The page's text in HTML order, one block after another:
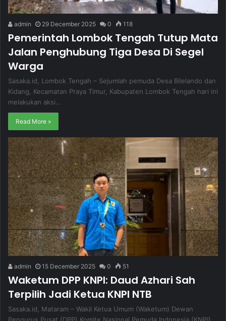
admin 29 December 2025 0 118
Pemerintah Lombok Tengah Tutup Mata
Jalan Penghubung Tiga Desa Di Segel
Warga
Sasaka.id, Lombok Tengah – Sejumlah pemuda Desa Bilelando dan
Kidang, Kecamatan Praya Timur, Kabupaten Lombok Tengah hari ini
melakukan aksi…
Read More »
admin 15 December 2025 0 51
Waketum DPP KNPI: Daud Azhari Sah
Terpilih Jadi Ketua KNPI NTB
Sasaka.id, Mataram – Wakil Ketua Umum (Waketum) Dewan
Pengurus Pusat (DPP) Komite Nasional Pemuda Indonesia (KNPI)